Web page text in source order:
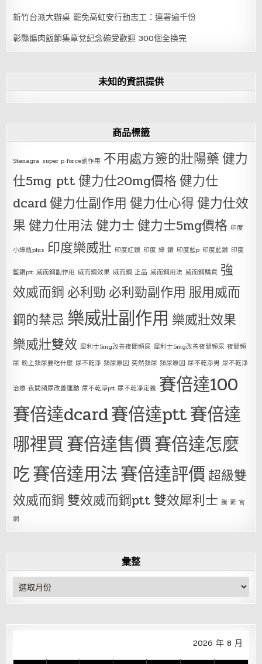
新竹台派大辦桌 罷免高虹安行動志工：連署逾千份
彰縣爌肉飯節集章兌紀念碗受歡迎 300個全換完
未知的資訊提供
商品標籤
Stenagra super p force副作用 不用處方簽的壯陽藥健力
仕5mg ptt健力仕20mg價格健力仕
dcard健力仕副作用 健力仕心得健力仕效
果健力仕用法健力士健力士5mg價格 印度
小綠瓶plus 印度樂威壯 印度紅鑽 印度 綠 鑽 印度藍p 印度藍鑽 印度
藍鑽ptt 威而鋼副作用 威而鋼效果 威而鋼 正品 威而鋼用法 威而鋼購買 強
效威而鋼 必利勁 必利勁副作用 服用威而
鋼的禁忌 樂威壯副作用 樂威壯效果
樂威壯雙效 犀利士5mg改善夜間頻尿 犀利士5mg改善夜間頻尿 夜間頻
尿 晚上頻尿要吃什麼 尿不乾淨 頻尿原因 突然頻尿 頻尿原因 尿不乾淨男 尿不乾淨
治療 夜間頻尿改善運動 尿不乾淨ptt 尿不乾淨定義 賽倍達100
賽倍達dcard賽倍達ptt賽倍達
哪裡買賽倍達售價賽倍達怎麼
吃賽倍達用法賽倍達評價超級雙
效威而鋼 雙效威而鋼ptt 雙效犀利士 騰 素 官
網
彙整
彙
整
2026 年 8 月